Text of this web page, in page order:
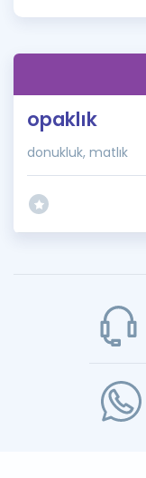
İngilizce
opaklık
donukluk, matlık